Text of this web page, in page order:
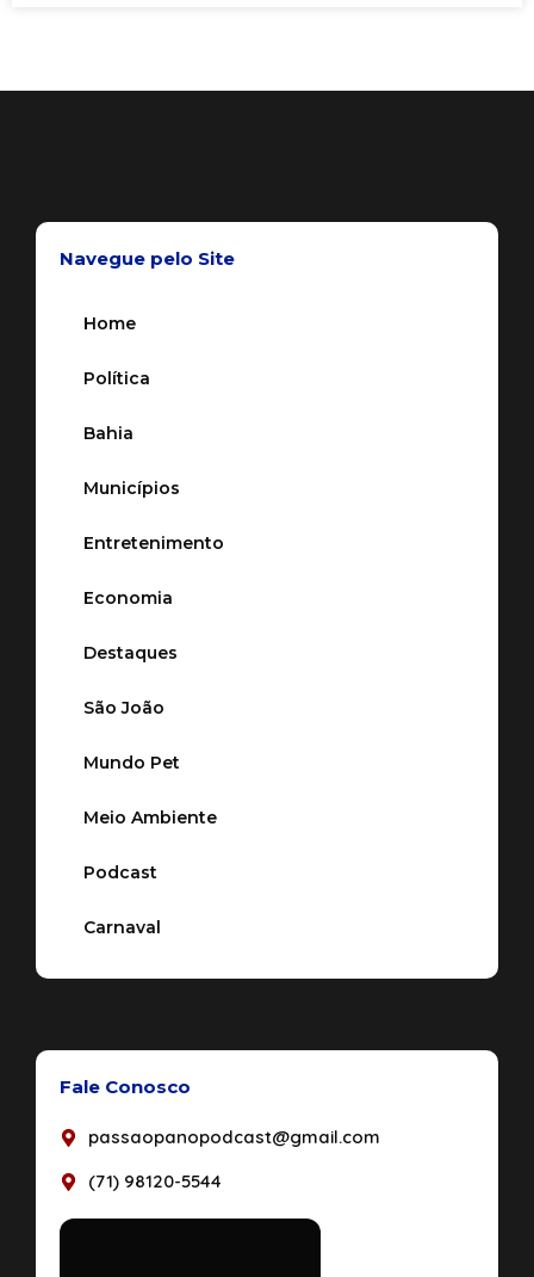
Navegue pelo Site
Home
Política
Bahia
Municípios
Entretenimento
Economia
Destaques
São João
Mundo Pet
Meio Ambiente
Podcast
Carnaval
Fale Conosco
passaopanopodcast@gmail.com
(71) 98120-5544